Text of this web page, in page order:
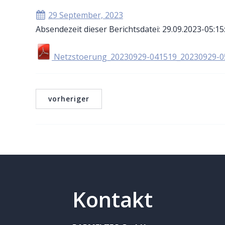
29 September, 2023
Absendezeit dieser Berichtsdatei: 29.09.2023-
Netzstoerung_20230929-041519_20230929-
vorheriger
Kontakt